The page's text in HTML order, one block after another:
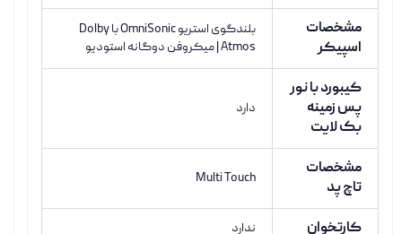
مشخصات
اسپیکر
بلندگوی استریو OmniSonic با Dolby
Atmos | میکروفن دوگانه استودیو
کیبورد با نور
پس زمینه
بک لایت
دارد
مشخصات
تاچ پد
Multi Touch
کارتخوان ندارد